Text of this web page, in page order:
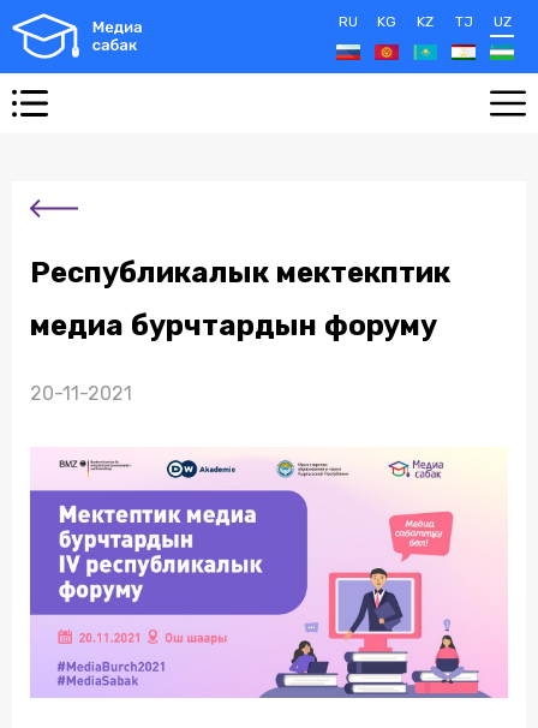
RU KG KZ TJ UZ
Республикалык мектекптик
медиа бурчтардын форуму
20-11-2021